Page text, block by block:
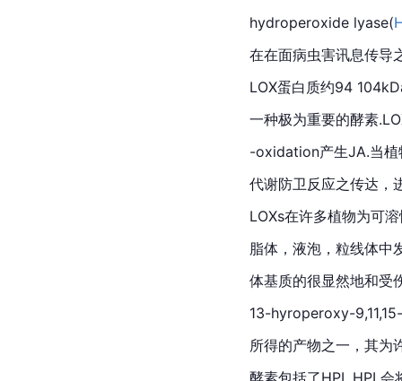
hydroperoxide lyase(
在在面病虫害讯息传导
LOX蛋白质约94
一种极为重要的酵素
-oxidation产生JA.当
代谢防卫反应之传达，
LOXs在许多植物为可
脂体，液泡，粒线体中
体基质的很显然地和受
13-hyroperoxy-
所得的产物之一，其为
酵素包括了HPL.HPL